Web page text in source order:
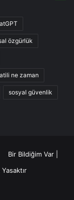
özgürlük
ne zaman
sosyal güvenlik
Bir Bildiğim Var